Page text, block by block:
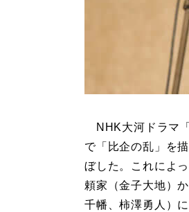
NHK大河ドラマ
で「比企の乱」を
ぼした。これによ
頼家（金子大地）
千幡、柿澤勇人）